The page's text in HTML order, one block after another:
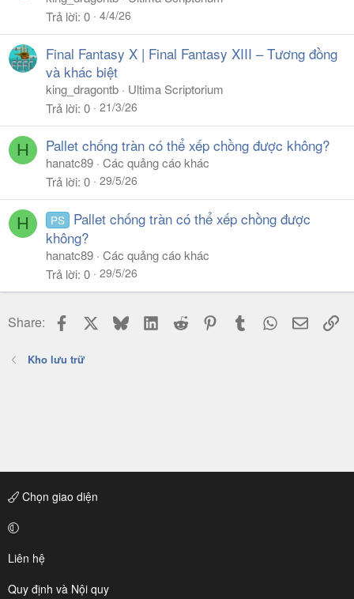
Trả lời 0 4/4/26
Final Fantasy X | Final Fantasy XIII – Tương đồng
và khác biệt
king_dragontb
Ultima Scriptorium
Trả lời 0 21/3/26
H Pallet chống tràn có thể xếp chồng được không?
hanatc89 Các quảng cáo khác
Trả lời 0 29/5/26
H PS
Pallet chống tràn có thể xếp chồng được
không?
hanatc89 Các quảng cáo khác
Trả lời 0 29/5/26
Share: Facebook BlueskyLinkedIn
Reddit PinterestTumblr WhatsApp
Email
Kho lưu trữ
Chọn giao diện
Liên hệ
Quy định và Nội quy